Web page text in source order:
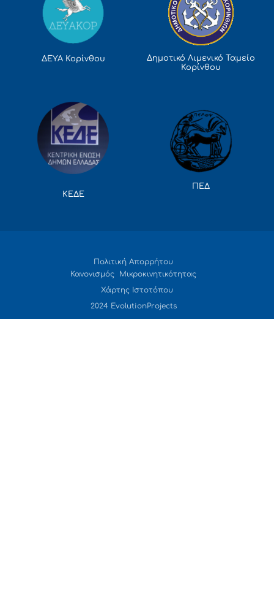
ΔΕΥΑ Κορίνθου
Δημοτικό Λιμενικό Ταμείο
Κορίνθου
ΚΕΔΕ
ΠΕΔ
Πολιτική Απορρήτου
Κανονισμός Μικροκινητικότητας
Χάρτης Ιστοτόπου
2024 EvolutionProjects